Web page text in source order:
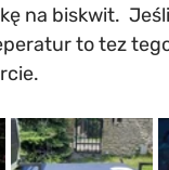
na biskwit.
to tez